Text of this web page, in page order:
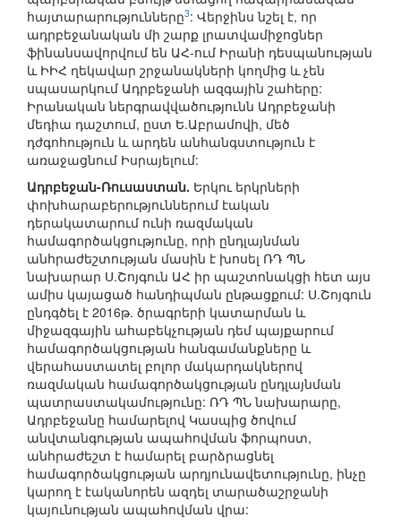
հայտարարությունները3: Վերջինս նշել է, որ
ադրբեջանական մի շարք լրատվամիջոցներ
ֆինանսավորվում են ԱՀ-ում Իրանի դեսպանության
և ԻԻՀ ղեկավար շրջանակների կողմից և չեն
սպասարկում Ադրբեջանի ազգային շահերը:
Իրանական ներգրավվածությունն Ադրբեջանի
մեդիա դաշտում, ըստ Ե.Աբրամովի, մեծ
դժգոհություն և արդեն անհանգստություն է
առաջացնում Իսրայելում:
Ադրբեջան-Ռուսաստան. Երկու երկրների
փոխհարաբերություններում էական
դերակատարում ունի ռազմական
համագործակցությունը, որի ընդլայնման
անհրաժեշտության մասին է խոսել ՌԴ ՊՆ
նախարար Ս.Շոյգուն ԱՀ իր պաշտոնակցի հետ այս
ամիս կայացած հանդիպման ընթացքում: Ս.Շոյգուն
ընդգծել է 2016թ. ծրագրերի կատարման և
միջազգային ահաբեկչության դեմ պայքարում
համագործակցության հանգամանքները և
վերահաստատել բոլոր մակարդակներով
ռազմական համագործակցության ընդլայնման
պատրաստակամությունը: ՌԴ ՊՆ նախարարը,
Ադրբեջանը համարելով Կասպից ծովում
անվտանգության ապահովման ֆորպոստ,
անհրաժեշտ է համարել բարձրացնել
համագործակցության արդյունավետությունը, ինչը
կարող է էականորեն ազդել տարածաշրջանի
կայունության ապահովման վրա: